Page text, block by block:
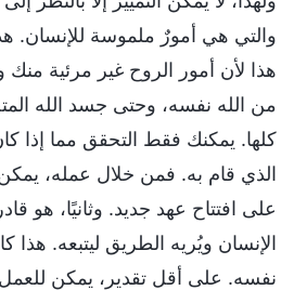
والتي هي أمورٌ ملموسة للإنسان.
هذا لأن أمور الروح غير مرئية منك
من الله نفسه، وحتى جسد الله
كلها. يمكنك فقط التحقق مما إذا
الذي قام به. فمن خلال عمله، يمكن
على افتتاح عهد جديد. وثانيًا، هو
الإنسان ويُريه الطريق ليتبعه. هذا
نفسه. على أقل تقدير، يمكن